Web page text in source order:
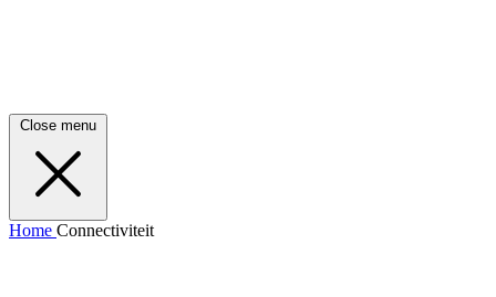
Close menu
Home Connectiviteit